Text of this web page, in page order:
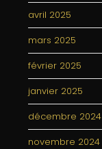
avril 2025
mars 2025
février 2025
janvier 2025
décembre 2024
novembre 2024